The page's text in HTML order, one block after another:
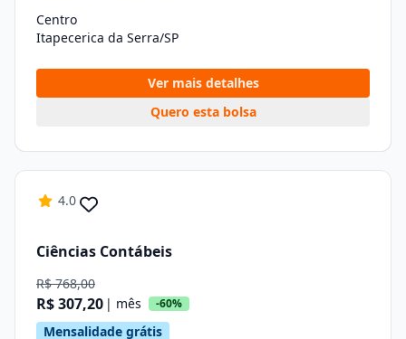
Centro
Itapecerica da Serra/SP
Ver mais detalhes
Quero esta bolsa
4.0
Ciências Contábeis
R$ 768,00
R$ 307,20 | mês -60%
Mensalidade grátis